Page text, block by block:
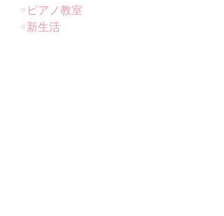
#ピアノ教室
#新生活